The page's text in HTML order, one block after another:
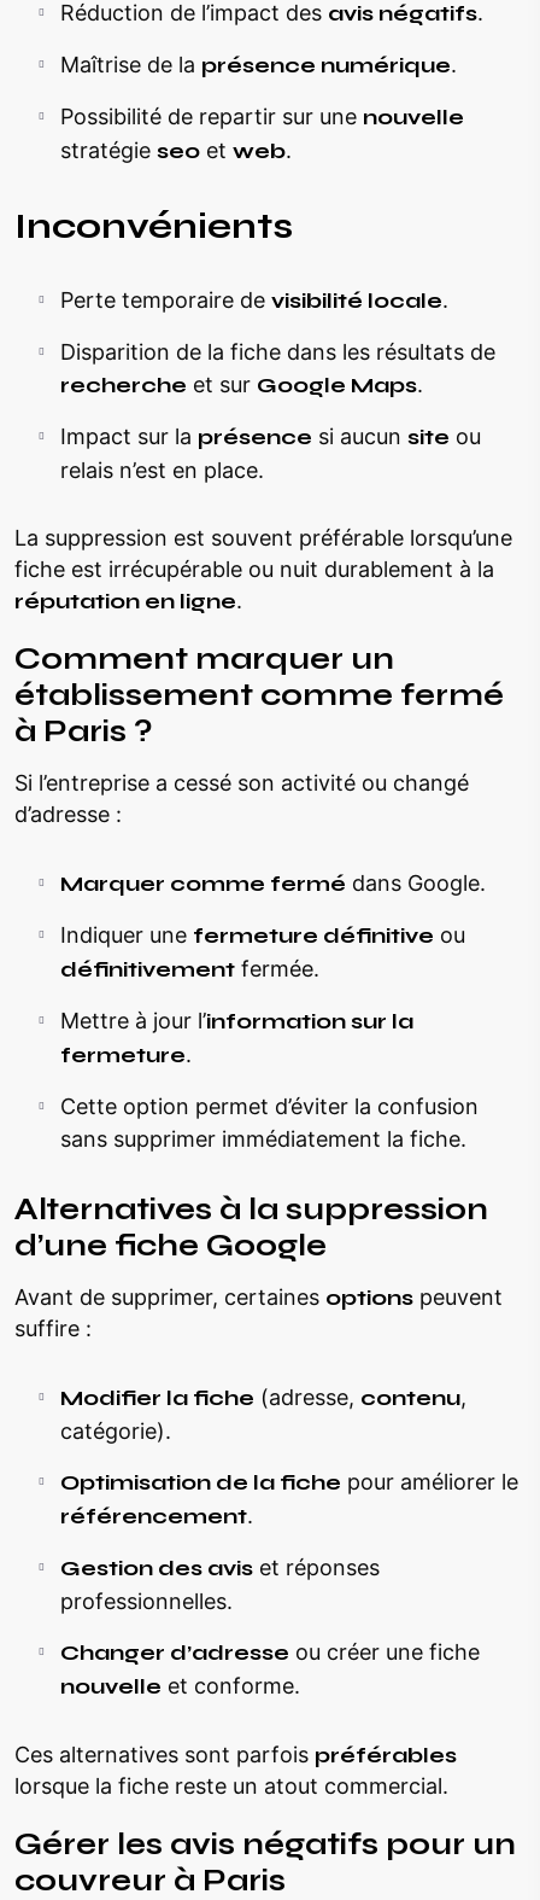
Réduction de l’impact des avis négatifs.
Maîtrise de la présence numérique.
Possibilité de repartir sur une nouvelle
stratégie seo et web.
Inconvénients
Perte temporaire de visibilité locale.
Disparition de la fiche dans les résultats de
recherche et sur Google Maps.
Impact sur la présence si aucun site ou
relais n’est en place.
La suppression est souvent préférable lorsqu’une
fiche est irrécupérable ou nuit durablement à la
réputation en ligne.
Comment marquer un
établissement comme fermé
à Paris ?
Si l’entreprise a cessé son activité ou changé
d’adresse :
Marquer comme fermé dans Google.
Indiquer une fermeture définitive ou
définitivement fermée.
Mettre à jour l’information sur la
fermeture.
Cette option permet d’éviter la confusion
sans supprimer immédiatement la fiche.
Alternatives à la suppression
d’une fiche Google
Avant de supprimer, certaines options peuvent
suffire :
Modifier la fiche (adresse, contenu,
catégorie).
Optimisation de la fiche pour améliorer le
référencement.
Gestion des avis et réponses
professionnelles.
Changer d’adresse ou créer une fiche
nouvelle et conforme.
Ces alternatives sont parfois préférables
lorsque la fiche reste un atout commercial.
Gérer les avis négatifs pour un
couvreur à Paris